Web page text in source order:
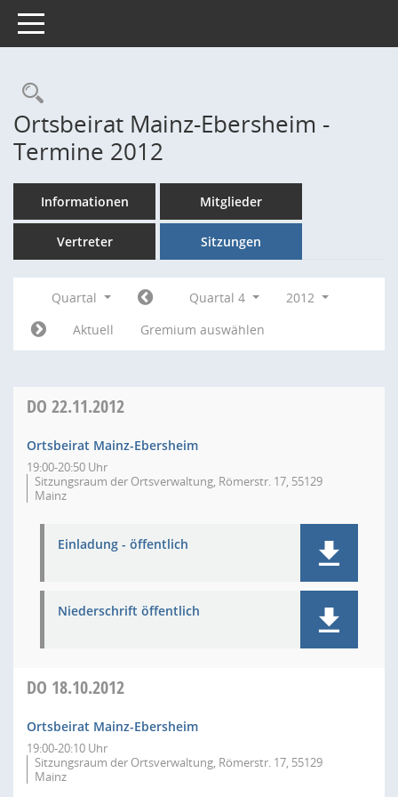
Toggle navigation
Rechercheauswahl
Ortsbeirat Mainz-Ebersheim -
Termine 2012
Informationen Mitglieder
Vertreter Sitzungen
Quartal Quartal 4
2012
Aktuell
Gremium auswählen
DO 22.11.2012
Ortsbeirat Mainz-Ebersheim
19:00-20:50 Uhr
Sitzungsraum der Ortsverwaltung, Römerstr. 17, 55129
Mainz
Einladung - öffentlich
Niederschrift öffentlich
DO 18.10.2012
Ortsbeirat Mainz-Ebersheim
19:00-20:10 Uhr
Sitzungsraum der Ortsverwaltung, Römerstr. 17, 55129
Mainz